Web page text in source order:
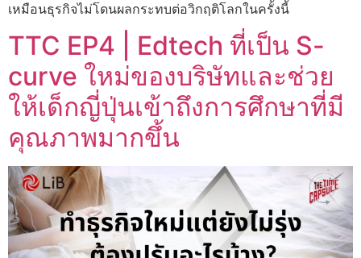
เหมือนธุรกิจไม่โดนผลกระทบต่อวิกฤติโลกในครั้งนี้
TTC EP4 | Edtech ที่เป็น S-
curve ใหม่ของบริษัทและช่วย
ให้เด็กญี่ปุ่นเข้าถึงการศึกษาที่มี
คุณภาพมากขึ้น